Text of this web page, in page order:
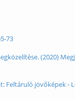
73
(2020)
Feltáruló jövőképek -